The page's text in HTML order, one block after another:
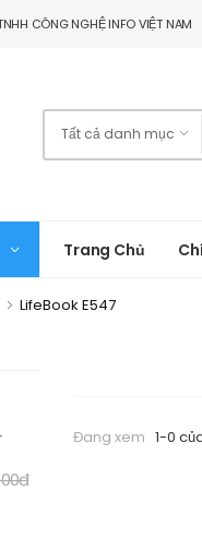
CÔNG NGHỆ INFO VIỆT NAM
Trang Chủ
LifeBook E547
Đang xem 1-0